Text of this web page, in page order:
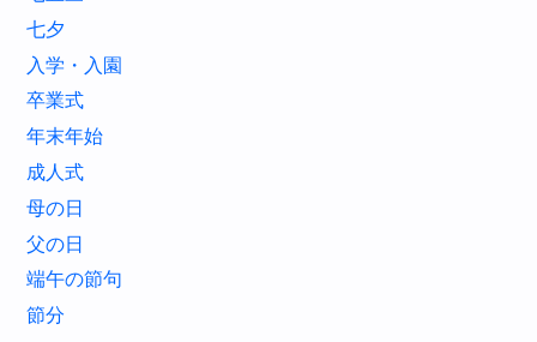
七夕
入学・入園
卒業式
年末年始
成人式
母の日
父の日
端午の節句
節分